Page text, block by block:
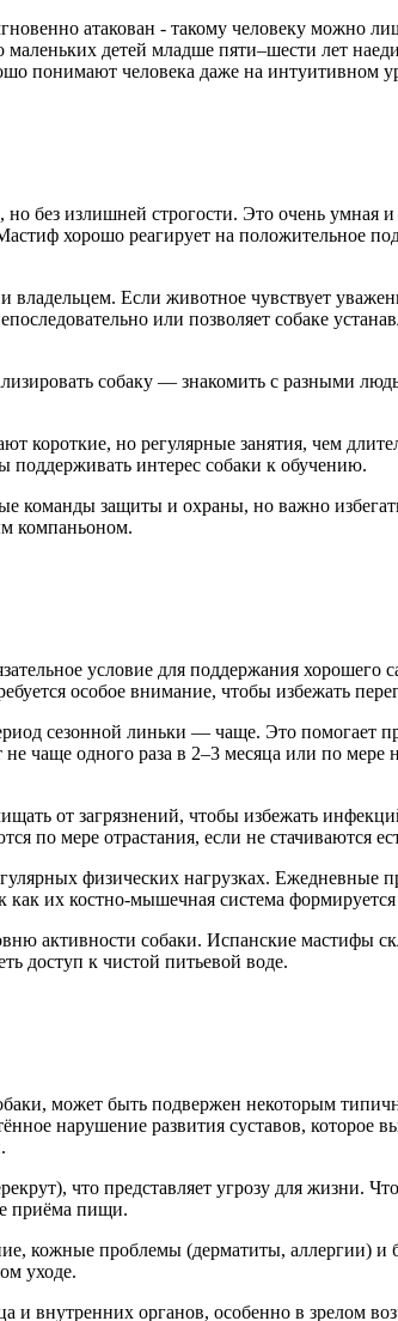
атакован - такому человеку можно
детей младше пяти–шести лет
понимают человека даже на интуитивном
без излишней строгости. Это очень умная
хорошо реагирует на положительное
Если животное чувствует
или позволяет собаке
собаку — знакомить с разными
короткие, но регулярные занятия, чем
интерес собаки к обучению.
команды защиты и охраны, но важно
компаньоном.
условие для поддержания хорошего
особое внимание, чтобы избежать
сезонной линьки — чаще. Это помогает
чаще одного раза в 2–3 месяца или по
от загрязнений, чтобы избежать
по мере отрастания, если не стачиваются
физических нагрузках.
их костно-мышечная система
активности собаки. Испанские мастифы
доступ к чистой питьевой воде.
может быть подвержен некоторым
нарушение развития суставов, которое
что представляет угрозу для жизни.
приёма пищи.
кожные проблемы (дерматиты, аллергии) и
уходе.
и внутренних органов, особенно в зрелом